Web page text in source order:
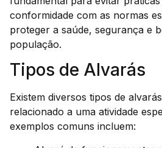
conformidade com as normas
proteger a saúde, segurança e
população.
Tipos de Alvarás
Existem diversos tipos de
relacionado a uma atividade
exemplos comuns incluem: